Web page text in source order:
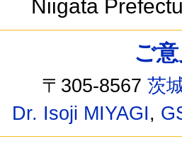
Niigata
ご
〒305-8567茨
Dr. Isoji MIYAGI,